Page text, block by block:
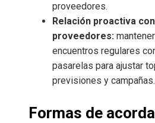
proveedores.
Relación proactiva con
proveedores: mantener
encuentros regulares
pasarelas para ajustar
previsiones y campañas.
Formas de